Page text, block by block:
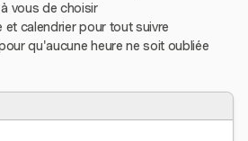
vous de choisir
et calendrier pour tout suivre
qu'aucune heure ne soit oubliée